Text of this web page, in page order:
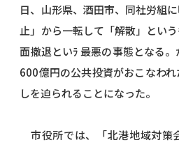
日、山形県、酒田市、同社労組
止」から一転して「解散」とい
面撤退といﾗ 最悪の事態となる
600億円の公共投資がおこなわ
しを迫られることになった。
市役所では、「北港地域対策